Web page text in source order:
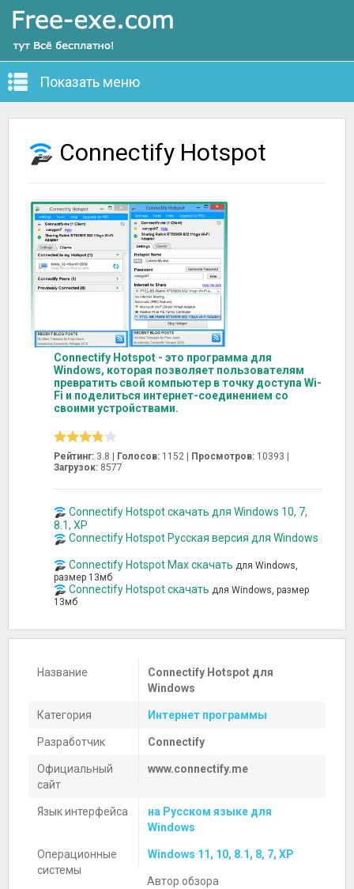
Показать меню
Connectify Hotspot
Connectify Hotspot - это программа для
Windows, которая позволяет пользователям
превратить свой компьютер в точку доступа Wi-
Fi и поделиться интернет-соединением со
своими устройствами.
Рейтинг: 3.8 | Голосов: 1152 Просмотров: 10393 |
Загрузок: 8577
Connectify Hotspot скачать для Windows 10, 7,
8.1, XP
Connectify Hotspot Русская версия для Windows
Connectify Hotspot Max скачать для Windows,
размер 13мб
Connectify Hotspot скачать для Windows, размер
13мб
Название
Connectify Hotspot для
Windows
Категория Интернет программы
Разработчик Connectify
Официальный
сайт
www.connectify.me
Язык интерфейса
на Русском языке для
Windows
Операционные
системы
Windows 11, 10, 8.1, 8, 7, XP
Автор обзора